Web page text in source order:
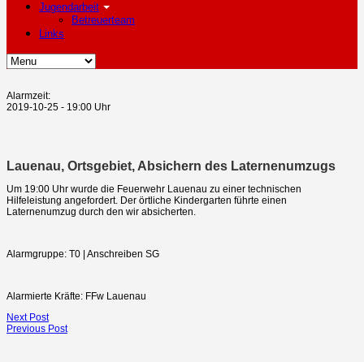
Jugendarbeit
Betreuerteam
Links
Alarmzeit:
2019-10-25 - 19:00 Uhr
Lauenau, Ortsgebiet, Absichern des Laternenumzugs
Um 19:00 Uhr wurde die Feuerwehr Lauenau zu einer technischen
Hilfeleistung angefordert. Der örtliche Kindergarten führte einen
Laternenumzug durch den wir absicherten.
Alarmgruppe: T0 | Anschreiben SG
Alarmierte Kräfte: FFw Lauenau
Next Post
Previous Post